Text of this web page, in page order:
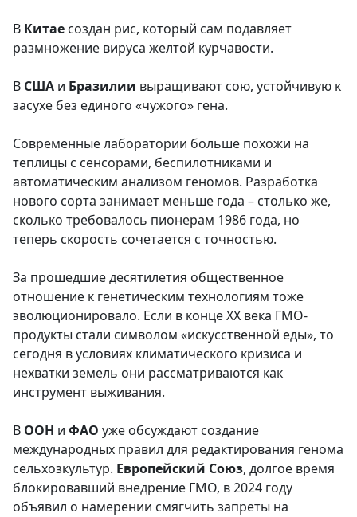
В Китае создан рис, который сам подавляет
размножение вируса желтой курчавости.
В США и Бразилии выращивают сою, устойчивую к
засухе без единого «чужого» гена.
Современные лаборатории больше похожи на
теплицы с сенсорами, беспилотниками и
автоматическим анализом геномов. Разработка
нового сорта занимает меньше года – столько же,
сколько требовалось пионерам 1986 года, но
теперь скорость сочетается с точностью.
За прошедшие десятилетия общественное
отношение к генетическим технологиям тоже
эволюционировало. Если в конце XX века ГМО-
продукты стали символом «искусственной еды», то
сегодня в условиях климатического кризиса и
нехватки земель они рассматриваются как
инструмент выживания.
В ООН и ФАО уже обсуждают создание
международных правил для редактирования генома
сельхозкультур. Европейский Союз, долгое время
блокировавший внедрение ГМО, в 2024 году
объявил о намерении смягчить запреты на